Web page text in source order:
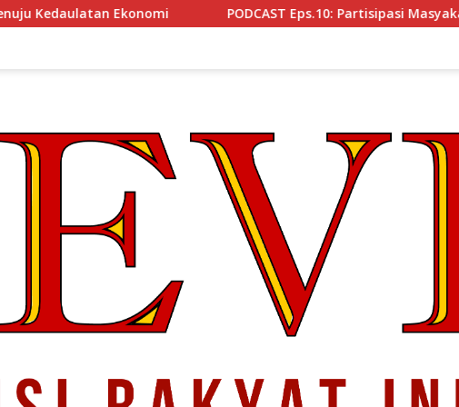
PODCAST Eps.10: Partisipasi Masyakat Cegah Korupsi, Narsum